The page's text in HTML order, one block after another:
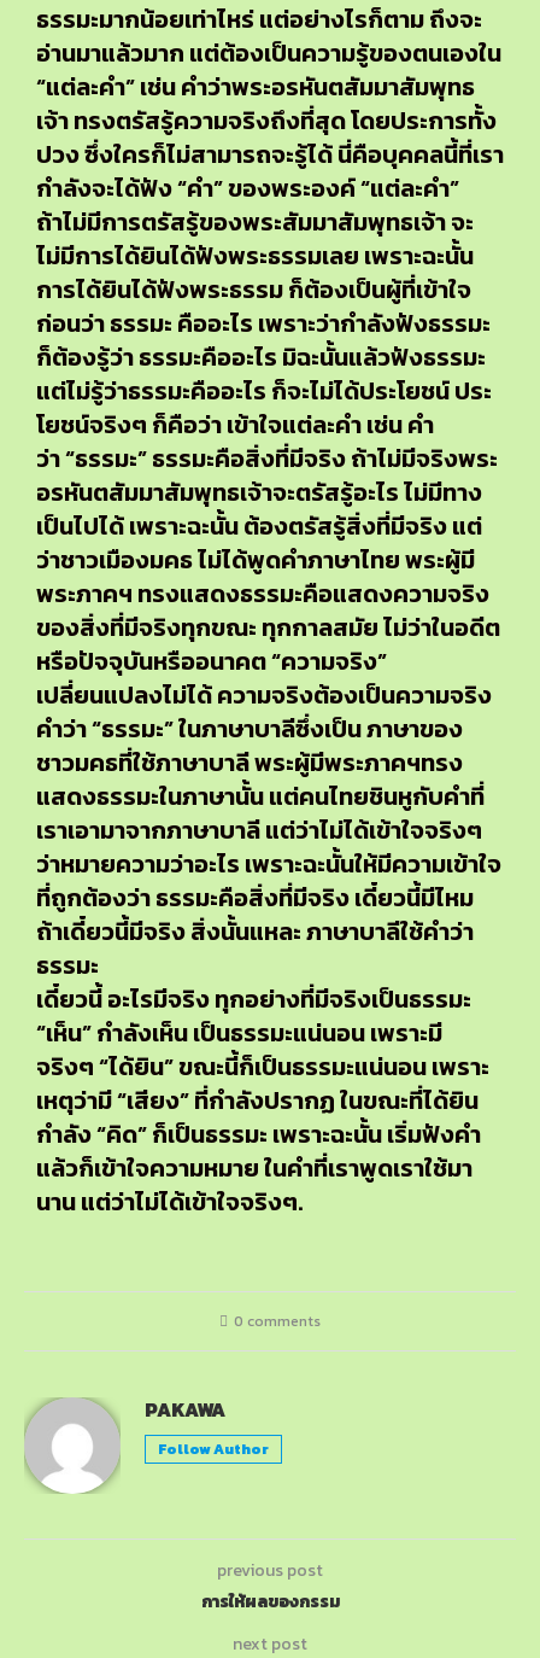
ธรรมะมากน้อยเท่าไหร่ แต่อย่างไรก็ตาม ถึงจะ
อ่านมาแล้วมาก แต่ต้องเป็นความรู้ของตนเองใน
“แต่ละคำ” เช่น คำว่าพระอรหันตสัมมาสัมพุทธ
เจ้า ทรงตรัสรู้ความจริงถึงที่สุด โดยประการทั้ง
ปวง ซึ่งใครก็ไม่สามารถจะรู้ได้ นี่คือบุคคลนี้ที่เรา
กำลังจะได้ฟัง “คำ” ของพระองค์ “แต่ละคำ”
ถ้าไม่มีการตรัสรู้ของพระสัมมาสัมพุทธเจ้า จะ
ไม่มีการได้ยินได้ฟังพระธรรมเลย เพราะฉะนั้น
การได้ยินได้ฟังพระธรรม ก็ต้องเป็นผู้ที่เข้าใจ
ก่อนว่า ธรรมะ คืออะไร เพราะว่ากำลังฟังธรรมะ
ก็ต้องรู้ว่า ธรรมะคืออะไร มิฉะนั้นแล้วฟังธรรมะ
แต่ไม่รู้ว่าธรรมะคืออะไร ก็จะไม่ได้ประโยชน์ ประ
โยชน์จริงๆ ก็คือว่า เข้าใจแต่ละคำ เช่น คำ
ว่า “ธรรมะ” ธรรมะคือสิ่งที่มีจริง ถ้าไม่มีจริงพระ
อรหันตสัมมาสัมพุทธเจ้าจะตรัสรู้อะไร ไม่มีทาง
เป็นไปได้ เพราะฉะนั้น ต้องตรัสรู้สิ่งที่มีจริง แต่
ว่าชาวเมืองมคธ ไม่ได้พูดคำภาษาไทย พระผู้มี
พระภาคฯ ทรงแสดงธรรมะคือแสดงความจริง
ของสิ่งที่มีจริงทุกขณะ ทุกกาลสมัย ไม่ว่าในอดีต
หรือปัจจุบันหรืออนาคต “ความจริง”
เปลี่ยนแปลงไม่ได้ ความจริงต้องเป็นความจริง
คำว่า “ธรรมะ” ในภาษาบาลีซึ่งเป็น ภาษาของ
ชาวมคธที่ใช้ภาษาบาลี พระผู้มีพระภาคฯทรง
แสดงธรรมะในภาษานั้น แต่คนไทยชินหูกับคำที่
เราเอามาจากภาษาบาลี แต่ว่าไม่ได้เข้าใจจริงๆ
ว่าหมายความว่าอะไร เพราะฉะนั้นให้มีความเข้าใจ
ที่ถูกต้องว่า ธรรมะคือสิ่งที่มีจริง เดี๋ยวนี้มีไหม
ถ้าเดี๋ยวนี้มีจริง สิ่งนั้นแหละ ภาษาบาลีใช้คำว่า
ธรรมะ
เดี๋ยวนี้ อะไรมีจริง ทุกอย่างที่มีจริงเป็นธรรมะ
“เห็น” กำลังเห็น เป็นธรรมะแน่นอน เพราะมี
จริงๆ “ได้ยิน” ขณะนี้ก็เป็นธรรมะแน่นอน เพราะ
เหตุว่ามี “เสียง” ที่กำลังปรากฏ ในขณะที่ได้ยิน
กำลัง “คิด” ก็เป็นธรรมะ เพราะฉะนั้น เริ่มฟังคำ
แล้วก็เข้าใจความหมาย ในคำที่เราพูดเราใช้มา
นาน แต่ว่าไม่ได้เข้าใจจริงๆ.
0 comments
PAKAWA
Follow Author
previous post
การให้ผลของกรรม
next post